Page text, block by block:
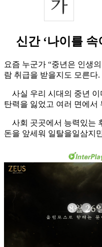
신간 ‘나이를 속
요즘 누군가 “중년은 인생
람 취급을 받을지도 모른다.
사실 우리 시대의 중년 이
탄력을 잃었고 여러 면에서
사회 곳곳에서 능력있는
돈을 앞세워 일탈을일삼지